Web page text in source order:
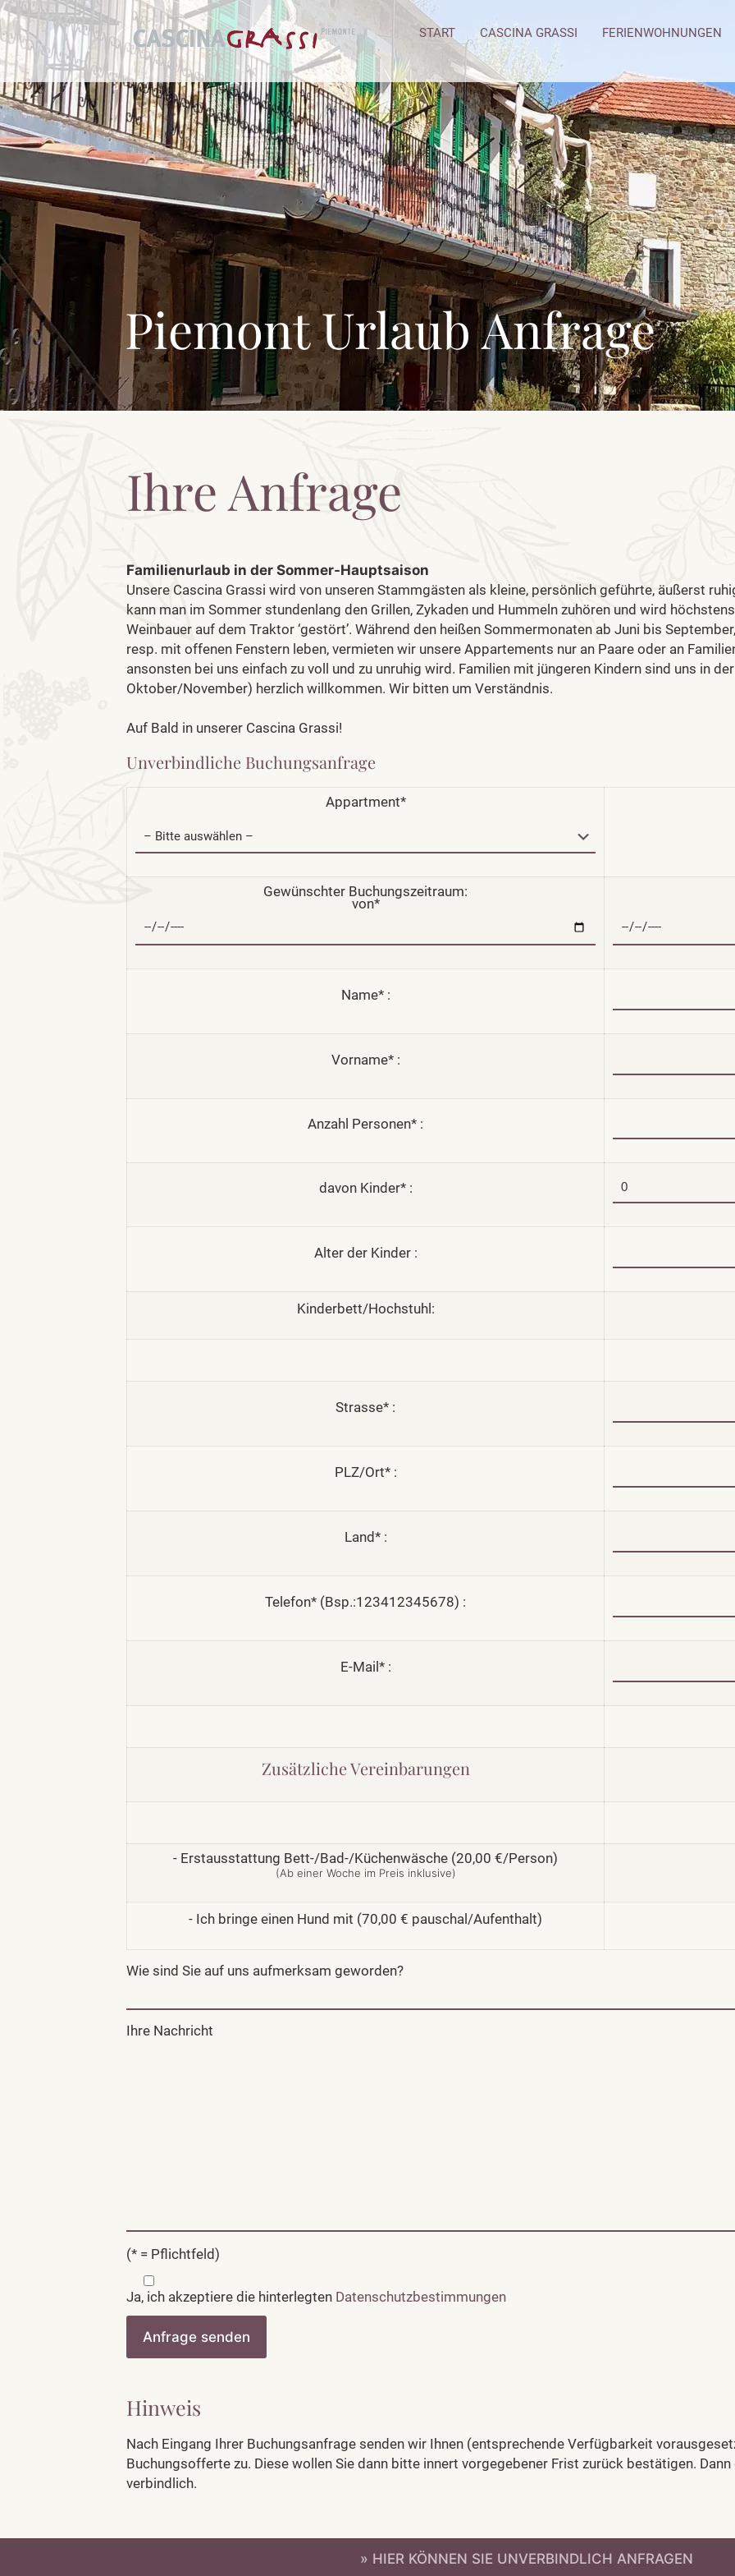
START CASCINA GRASSI FERIENWOHNUNGEN
Piemont Urlaub Anfrage
Ihre Anfrage
Familienurlaub in der Sommer-Hauptsaison
Unsere Cascina Grassi wird von unseren Stammgästen als kleine, persönlich geführte, äußerst
kann man im Sommer stundenlang den Grillen, Zykaden und Hummeln zuhören und wird
Weinbauer auf dem Traktor ‘gestört’. Während den heißen Sommermonaten ab Juni bis
resp. mit offenen Fenstern leben, vermieten wir unsere Appartements nur an Paare oder an
ansonsten bei uns einfach zu voll und zu unruhig wird. Familien mit jüngeren Kindern sind uns in
Oktober/November) herzlich willkommen. Wir bitten um Verständnis.
Auf Bald in unserer Cascina Grassi!
Unverbindliche Buchungsanfrage
Appartment*
Gewünschter Buchungszeitraum:
von*
Name* :
Vorname* :
Anzahl Personen* :
davon Kinder* :
Alter der Kinder :
Kinderbett/Hochstuhl:
Strasse* :
PLZ/Ort* :
Land* :
Telefon* (Bsp.:123412345678) :
E-Mail* :
Zusätzliche Vereinbarungen
- Erstausstattung Bett-/Bad-/Küchenwäsche (20,00 €/Person)
(Ab einer Woche im Preis inklusive)
- Ich bringe einen Hund mit (70,00 € pauschal/Aufenthalt)
Wie sind Sie auf uns aufmerksam geworden?
Ihre Nachricht
(* = Pflichtfeld)
Ja, ich akzeptiere die hinterlegten Datenschutzbestimmungen
Hinweis
Nach Eingang Ihrer Buchungsanfrage senden wir Ihnen (entsprechende Verfügbarkeit
Buchungsofferte zu. Diese wollen Sie dann bitte innert vorgegebener Frist zurück bestätigen.
verbindlich.
» HIER KÖNNEN SIE UNVERBINDLICH ANFRAGEN